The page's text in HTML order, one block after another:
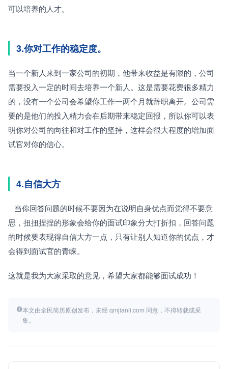
可以培养的人才。
3.你对工作的稳定度。
当一个新人来到一家公司的初期，他带来收益是有限的，公司
需要投入一定的时间去培养一个新人。这是需要花费很多精力
的，没有一个公司会希望你工作一两个月就辞职离开。公司需
要的是他们的投入精力会在后期带来稳定回报，所以你可以表
明你对公司的向往和对工作的坚持，这样会很大程度的增加面
试官对你的信心。
4.自信大方
思，扭扭捏捏的形象会给你的面试印象分大打折扣，回答问题
的时候要表现得自信大方一点，只有让别人知道你的优点，才
会得到面试官的青睐。
这就是我为大家采取的意见，希望大家都能够面试成功！
本文由全民简历原创发布，未经 qmjianli.com 同意，不得转载或采
集。